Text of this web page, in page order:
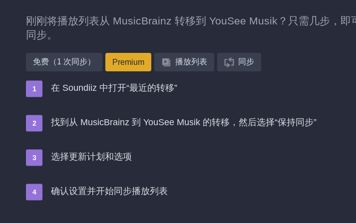
刚刚将播放列表从 MusicBrainz 转移到 YouSee Musik？只需几步，即
同步。
免费（1 次同步） Premium 播放列表 同步
在 Soundiiz 中打开“最近的转移”
找到从 MusicBrainz 到 YouSee Musik 的转移，然后选择“保持同步”
选择更新计划和选项
确认设置并开始同步播放列表